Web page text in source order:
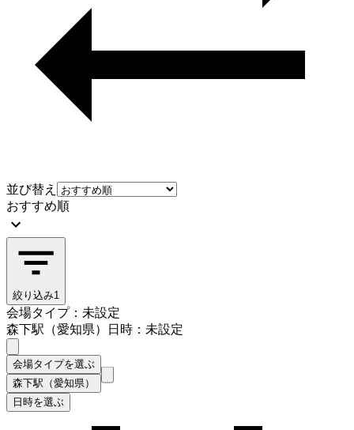
並び替え
おすすめ順
絞り込み1
会場タイプ：未設定
森下駅（愛知県）
日時：未設定
会場タイプを選ぶ
森下駅（愛知県）
日時を選ぶ